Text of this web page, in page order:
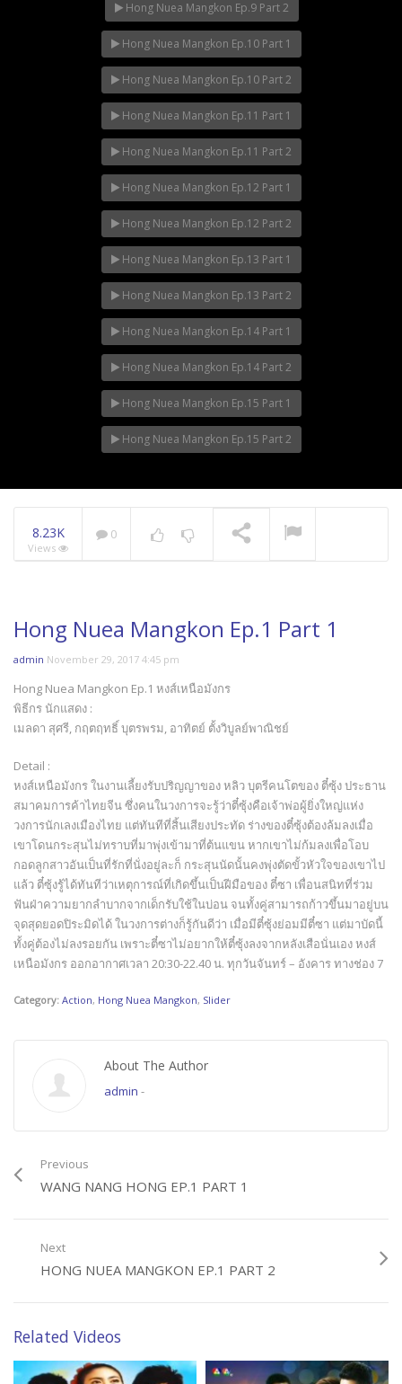
Hong Nuea Mangkon Ep.9 Part 2
Hong Nuea Mangkon Ep.10 Part 1
Hong Nuea Mangkon Ep.10 Part 2
Hong Nuea Mangkon Ep.11 Part 1
Hong Nuea Mangkon Ep.11 Part 2
Hong Nuea Mangkon Ep.12 Part 1
Hong Nuea Mangkon Ep.12 Part 2
Hong Nuea Mangkon Ep.13 Part 1
Hong Nuea Mangkon Ep.13 Part 2
Hong Nuea Mangkon Ep.14 Part 1
Hong Nuea Mangkon Ep.14 Part 2
Hong Nuea Mangkon Ep.15 Part 1
Hong Nuea Mangkon Ep.15 Part 2
8.23K
Views
0
Hong Nuea Mangkon Ep.1 Part 1
admin November 29, 2017 4:45 pm
Hong Nuea Mangkon Ep.1 หงส์เหนือมังกร
พิธีกร นักแสดง :
เมลดา สุศรี, กฤตฤทธิ์ บุตรพรม, อาทิตย์ ตั้งวิบูลย์พาณิชย์
Detail :
หงส์เหนือมังกร ในงานเลี้ยงรับปริญญาของ หลิว บุตรีคนโตของ ตี๋ซุ้ง ประธาน
สมาคมการค้าไทยจีน ซึ่งคนในวงการจะรู้ว่าตี๋ซุ้งคือเจ้าพ่อผู้ยิ่งใหญ่แห่ง
วงการนักเลงเมืองไทย แต่ทันทีที่สิ้นเสียงประทัด ร่างของตี๋ซุ้งต้องล้มลงเมื่อ
เขาโดนกระสุนไม่ทราบที่มาพุ่งเข้ามาที่ต้นแขน หากเขาไม่ก้มลงเพื่อโอบ
กอดลูกสาวอันเป็นที่รักที่นั่งอยู่ละก็ กระสุนนัดนั้นคงพุ่งตัดขั้วหัวใจของเขาไป
แล้ว ตี๋ซุ้งรู้ได้ทันทีว่าเหตุการณ์ที่เกิดขึ้นเป็นฝีมือของ ตี๋ซา เพื่อนสนิทที่ร่วม
ฟันฝ่าความยากลำบากจากเด็กรับใช้ในบ่อน จนทั้งคู่สามารถก้าวขึ้นมาอยู่บน
จุดสุดยอดปิระมิดได้ ในวงการต่างก็รู้กันดีว่า เมื่อมีตี๋ซุ้งย่อมมีตี๋ซา แต่มาบัดนี้
ทั้งคู่ต้องไม่ลงรอยกัน เพราะตี๋ซาไม่อยากให้ตี๋ซุ้งลงจากหลังเสือนั่นเอง หงส์
เหนือมังกร ออกอากาศเวลา 20:30-22.40 น. ทุกวันจันทร์ – อังคาร ทางช่อง 7
Category: Action, Hong Nuea Mangkon, Slider
About The Author
admin -
Previous
WANG NANG HONG EP.1 PART 1
Next
HONG NUEA MANGKON EP.1 PART 2
Related Videos